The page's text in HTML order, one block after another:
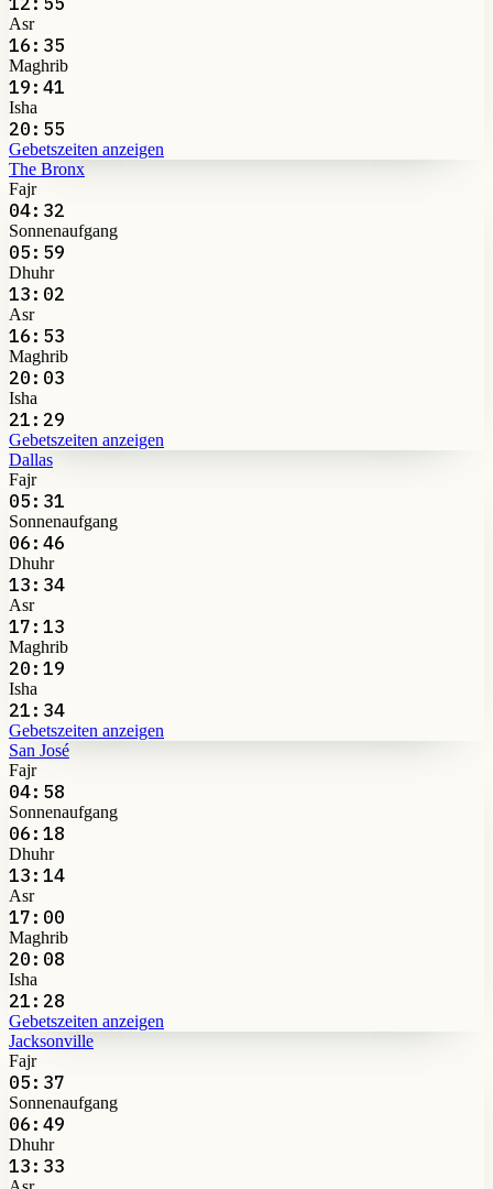
Asr
16:35
Maghrib
19:41
Isha
20:55
Gebetszeiten anzeigen
The Bronx
Fajr
04:32
Sonnenaufgang
05:59
Dhuhr
13:02
Asr
16:53
Maghrib
20:03
Isha
21:29
Gebetszeiten anzeigen
Dallas
Fajr
05:31
Sonnenaufgang
06:46
Dhuhr
13:34
Asr
17:13
Maghrib
20:19
Isha
21:34
Gebetszeiten anzeigen
San José
Fajr
04:58
Sonnenaufgang
06:18
Dhuhr
13:14
Asr
17:00
Maghrib
20:08
Isha
21:28
Gebetszeiten anzeigen
Jacksonville
Fajr
05:37
Sonnenaufgang
06:49
Dhuhr
13:33